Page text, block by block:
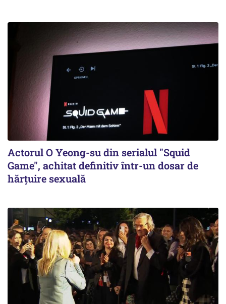
Actorul O Yeong-su din serialul "Squid
Game", achitat definitiv într-un dosar de
hărţuire sexuală